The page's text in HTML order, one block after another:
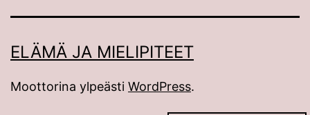
ELÄMÄ JA MIELIPITEET
Moottorina ylpeästi WordPress.